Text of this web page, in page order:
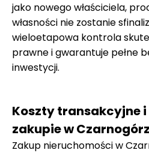
jako nowego właściciela,
własności nie zostanie
wieloetapowa kontrola
prawne i gwarantuje pełne
inwestycji.
Koszty transakcyjne
zakupie w
Zakup nieruchomości w